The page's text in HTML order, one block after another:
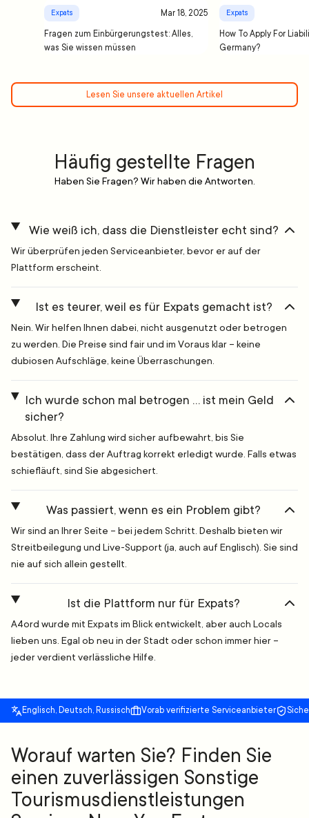
Expats Mar 18, 2025
Fragen zum Einbürgerungstest: Alles,
was Sie wissen müssen
Expats
How To Apply For
Germany?
Lesen Sie unsere aktuellen Artikel
Häufig gestellte Fragen
Haben Sie Fragen? Wir haben die Antworten.
Wie weiß ich, dass die Dienstleister echt sind?
Wir überprüfen jeden Serviceanbieter, bevor er auf der
Plattform erscheint.
Ist es teurer, weil es für Expats gemacht ist?
Nein. Wir helfen Ihnen dabei, nicht ausgenutzt oder betrogen
zu werden. Die Preise sind fair und im Voraus klar – keine
dubiosen Aufschläge, keine Überraschungen.
Ich wurde schon mal betrogen … ist mein Geld
sicher?
Absolut. Ihre Zahlung wird sicher aufbewahrt, bis Sie
bestätigen, dass der Auftrag korrekt erledigt wurde. Falls etwas
schiefläuft, sind Sie abgesichert.
Was passiert, wenn es ein Problem gibt?
Wir sind an Ihrer Seite – bei jedem Schritt. Deshalb bieten wir
Streitbeilegung und Live-Support (ja, auch auf Englisch). Sie sind
nie auf sich allein gestellt.
Ist die Plattform nur für Expats?
A4ord wurde mit Expats im Blick entwickelt, aber auch Locals
lieben uns. Egal ob neu in der Stadt oder schon immer hier –
jeder verdient verlässliche Hilfe.
Englisch, Deutsch, Russisch Vorab verifizierte Serviceanbieter
Worauf warten Sie? Finden Sie
einen zuverlässigen Sonstige
Tourismusdienstleistungen